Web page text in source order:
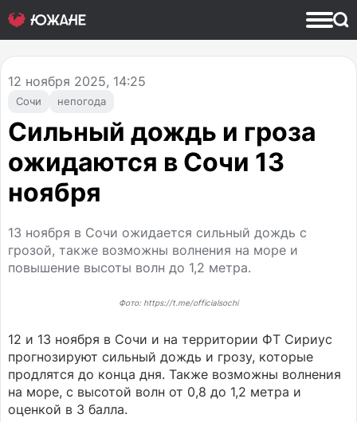
Сочи непогода
12 ноября 2025, 14:25
Сильный дождь и гроза
ожидаются в Сочи 13
ноября
13 ноября в Сочи ожидается сильный дождь с
грозой, также возможны волнения на море и
повышение высоты волн до 1,2 метра.
Фото: https://t.me/officialsochi
12 и 13 ноября в Сочи и на территории ФТ Сириус
прогнозируют сильный дождь и грозу, которые
продлятся до конца дня. Также возможны волнения
на море, с высотой волн от 0,8 до 1,2 метра и
оценкой в 3 балла.